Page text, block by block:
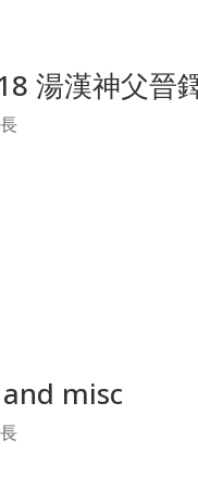
湯漢神父晉
misc